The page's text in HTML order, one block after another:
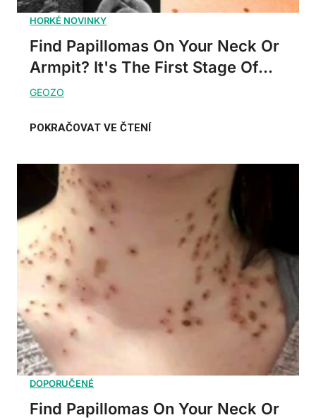
Find Papillomas On Your Neck Or
Armpit? It's The First Stage Of...
Find Papillomas On Your Neck Or